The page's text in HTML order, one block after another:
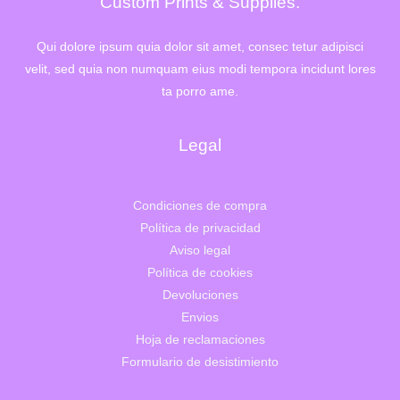
Qui dolore ipsum quia dolor sit amet, consec tetur adipisci
velit, sed quia non numquam eius modi tempora incidunt lores
ta porro ame.
Legal
Condiciones de compra
Política de privacidad
Aviso legal
Política de cookies
Devoluciones
Envios
Hoja de reclamaciones
Formulario de desistimiento